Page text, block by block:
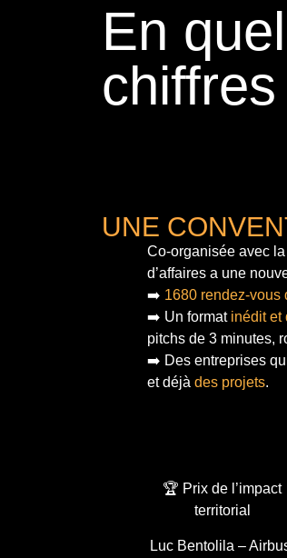
En
chiffres
UNE
Co-organisée avec
d’affaires a une
➡️ 1680 rendez-vous
➡️ Un format inédit et
pitchs de 3 minutes,
➡️ Des entreprises
et déjà des projets.
🏆 Prix de l’impact
territorial
Luc Bentolila –